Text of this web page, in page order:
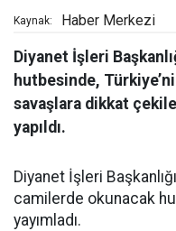
Kaynak: Haber Merkezi
Diyanet İşleri
hutbesinde,
savaşlara dikkat
yapıldı.
Diyanet İşleri
camilerde okunacak
yayımladı.